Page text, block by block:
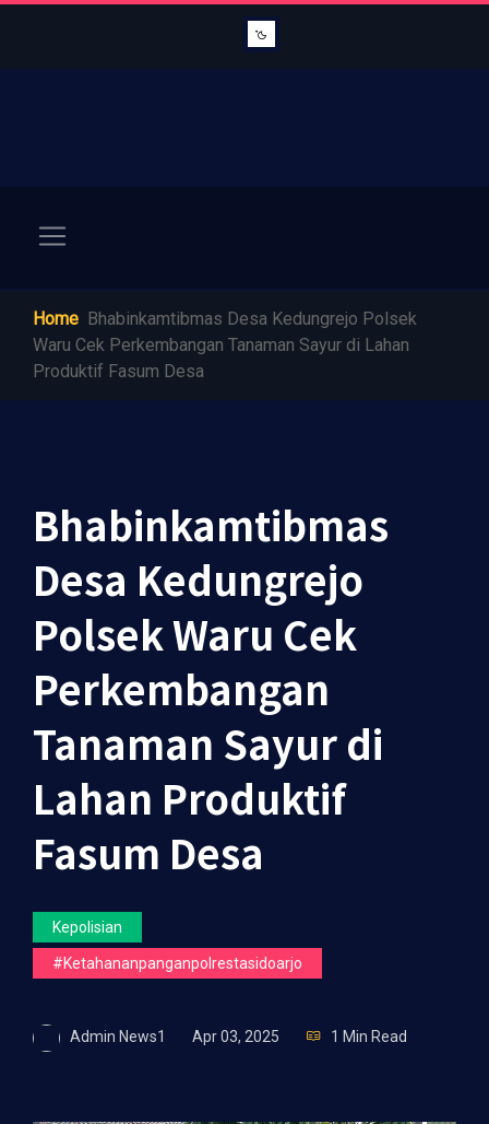
Home Bhabinkamtibmas Desa Kedungrejo Polsek
Waru Cek Perkembangan Tanaman Sayur di Lahan
Produktif Fasum Desa
Bhabinkamtibmas
Desa Kedungrejo
Polsek Waru Cek
Perkembangan
Tanaman Sayur di
Lahan Produktif
Fasum Desa
Kepolisian
#ketahananpanganpolrestasidoarjo
Admin News1 Apr 03, 2025 1 Min Read